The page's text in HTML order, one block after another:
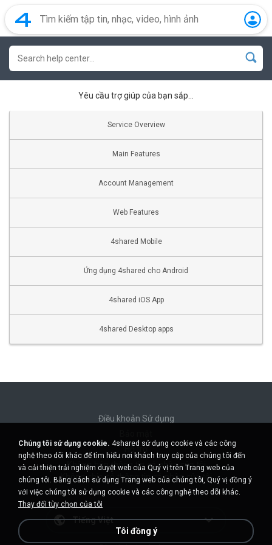
Yêu cầu trợ giúp của bạn sắp…
Service Overview
Main Features
Account Management
Web Features
4shared Mobile
Ứng dụng 4shared cho Android
4shared iOS App
4shared Desktop apps
Điều khoản Sử dụng
Hỗ trợ
Không bán thông tin cá nhân của tôi
Không chia sẻ thông tin cá nhân của tôi
Tiếng Việt
Chúng tôi sử dụng cookie. 4shared sử dụng cookie và các công
nghệ theo dõi khác để tìm hiểu nơi khách truy cập của chúng tôi đến
và cải thiện trải nghiệm duyệt web của Quý vị trên Trang web của
chúng tôi. Bằng cách sử dụng Trang web của chúng tôi, Quý vị đồng ý
với việc chúng tôi sử dụng cookie và các công nghệ theo dõi khác.
Thay đổi tùy chọn của tôi
Tôi đồng ý